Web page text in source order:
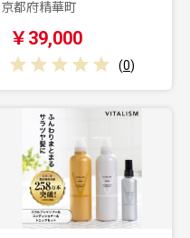
京都府精華町
￥39,000
(0)